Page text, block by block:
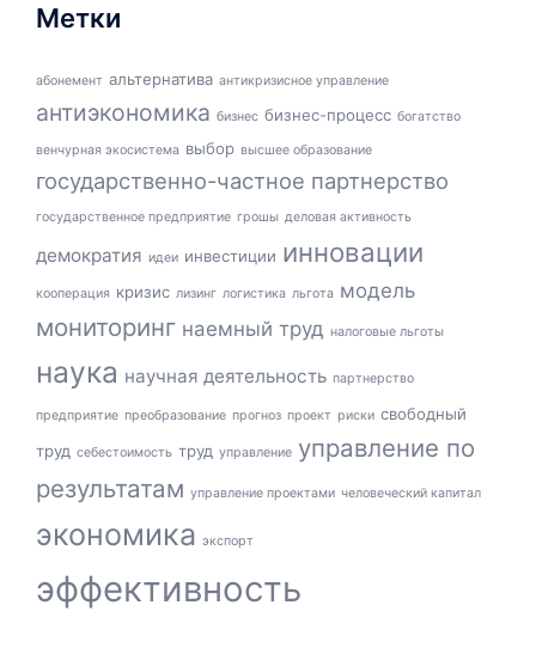
Метки
абонемент альтернатива антикризисное управление
антиэкономика бизнес бизнес-процесс богатство
венчурная экосистема выбор высшее образование
государственно-частное партнерство
государственное предприятие грошы деловая активность
демократия идеи инвестиции инновации
кооперация кризис лизинг логистика льгота модель
мониторинг наемный труд налоговые льготы
наука научная деятельность партнерство
предприятие преобразование прогноз проект риски свободный
труд себестоимость труд управление управление по
результатам управление проектами человеческий капитал
экономика экспорт
эффективность